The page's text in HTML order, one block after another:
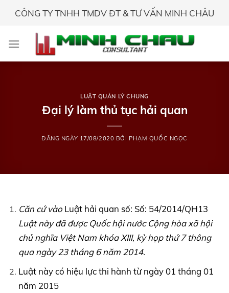
CÔNG TY TNHH TMDV ĐT & TƯ VẤN MINH CHÂU
LUẬT QUẢN LÝ CHUNG
Đại lý làm thủ tục hải quan
ĐĂNG NGÀY 17/08/2020 BỞI PHẠM QUỐC NGỌC
Căn cứ vào Luật hải quan số: Số: 54/2014/QH13
Luật này đã được Quốc hội nước Cộng hòa xã hội
chủ nghĩa Việt Nam khóa XIII, kỳ họp thứ 7 thông
qua ngày 23 tháng 6 năm 2014.
Luật này có hiệu lực thi hành từ ngày 01 tháng 01
năm 2015